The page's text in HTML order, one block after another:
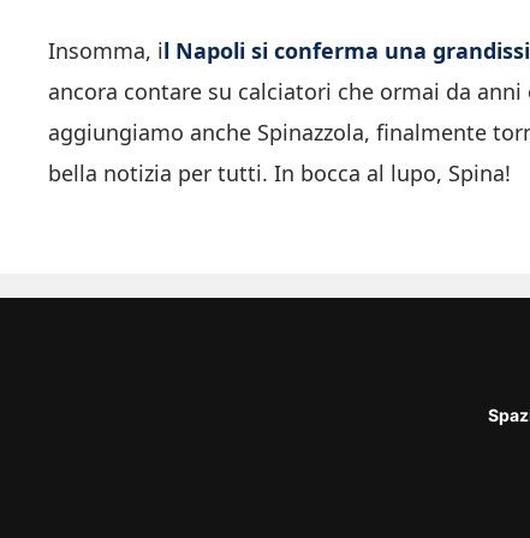
Insomma, il Napoli si conferma una
ancora contare su calciatori che ormai da
aggiungiamo anche Spinazzola, finalmente
bella notizia per tutti. In bocca al lupo, Spina!